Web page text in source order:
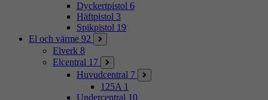
Dyckertpistol 6
Häftpistol 3
Spikpistol 19
El och värme 92
Elverk 8
Elcentral 17
Huvudcentral 7
125A 1
Undercentral 10